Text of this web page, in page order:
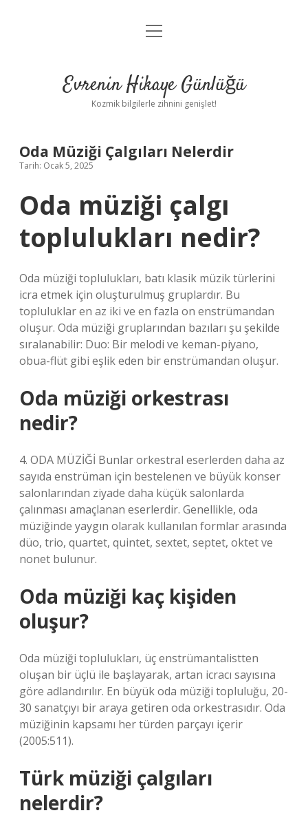
Anasayfa
Yasal Uyarı
menüyü
Evrenin Hikaye Günlüğü
Kozmik bilgilerle zihnini genişlet!
Oda Müziği Çalgıları Nelerdir
Tarih: Ocak 5, 2025
Oda müziği çalgı
toplulukları nedir?
Oda müziği toplulukları, batı klasik müzik türlerini
icra etmek için oluşturulmuş gruplardır. Bu
topluluklar en az iki ve en fazla on enstrümandan
oluşur. Oda müziği gruplarından bazıları şu şekilde
sıralanabilir: Duo: Bir melodi ve keman-piyano,
obua-flüt gibi eşlik eden bir enstrümandan oluşur.
Oda müziği orkestrası
nedir?
4. ODA MÜZİĞİ Bunlar orkestral eserlerden daha az
sayıda enstrüman için bestelenen ve büyük konser
salonlarından ziyade daha küçük salonlarda
çalınması amaçlanan eserlerdir. Genellikle, oda
müziğinde yaygın olarak kullanılan formlar arasında
düo, trio, quartet, quintet, sextet, septet, oktet ve
nonet bulunur.
Oda müziği kaç kişiden
oluşur?
Oda müziği toplulukları, üç enstrümantalistten
oluşan bir üçlü ile başlayarak, artan icracı sayısına
göre adlandırılır. En büyük oda müziği topluluğu, 20-
30 sanatçıyı bir araya getiren oda orkestrasıdır. Oda
müziğinin kapsamı her türden parçayı içerir
(2005:511).
Türk müziği çalgıları
nelerdir?